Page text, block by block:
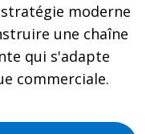
moderne
une chaîne
qui s'adapte
commerciale.